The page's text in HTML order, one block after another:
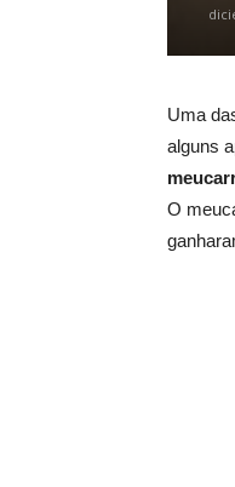
Uma
alguns
O